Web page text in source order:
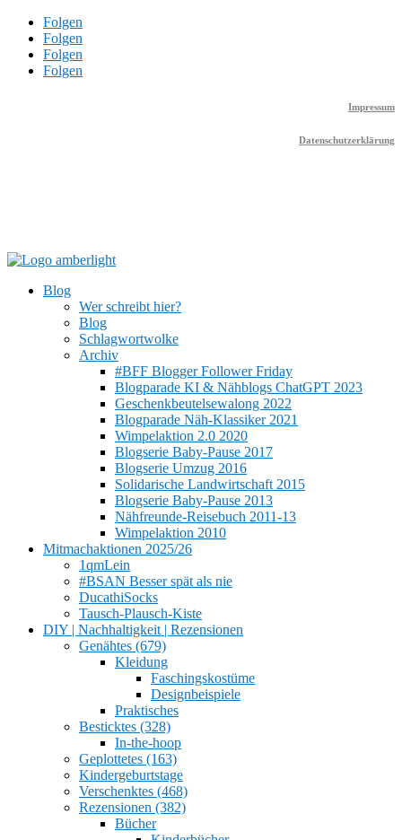
Folgen
Folgen
Folgen
Folgen
Impressum
Datenschutzerklärung
Blog
Wer schreibt hier?
Blog
Schlagwortwolke
Archiv
#BFF Blogger Follower Friday
Blogparade KI & Nähblogs ChatGPT 2023
Geschenkbeutelsewalong 2022
Blogparade Näh-Klassiker 2021
Wimpelaktion 2.0 2020
Blogserie Baby-Pause 2017
Blogserie Umzug 2016
Solidarische Landwirtschaft 2015
Blogserie Baby-Pause 2013
Nähfreunde-Reisebuch 2011-13
Wimpelaktion 2010
Mitmachaktionen 2025/26
1qmLein
#BSAN Besser spät als nie
DucathiSocks
Tausch-Plausch-Kiste
DIY | Nachhaltigkeit | Rezensionen
Genähtes (679)
Kleidung
Faschingskostüme
Designbeispiele
Praktisches
Besticktes (328)
In-the-hoop
Geplottetes (163)
Kindergeburtstage
Verschenktes (468)
Rezensionen (382)
Bücher